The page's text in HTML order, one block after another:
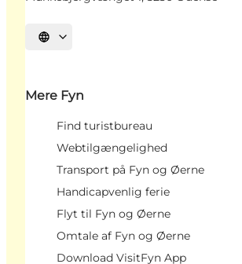
Vælg sprog
Mere Fyn
Find turistbureau
Webtilgængelighed
Transport på Fyn og Øerne
Handicapvenlig ferie
Flyt til Fyn og Øerne
Omtale af Fyn og Øerne
Download VisitFyn App